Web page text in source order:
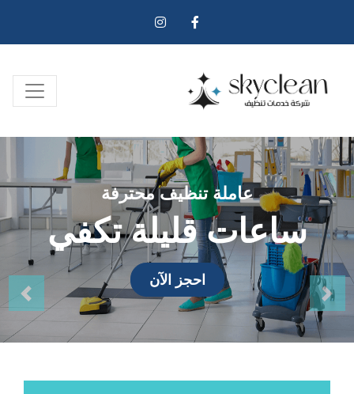
عاملة تنظيف محترفة
ساعات قليلة تكفي
احجز الآن